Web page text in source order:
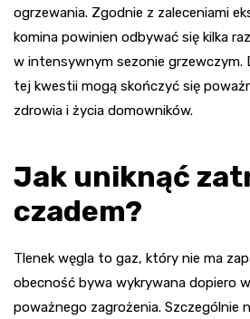
ogrzewania. Zgodnie z zaleceniami
komina powinien odbywać się kilka
w intensywnym sezonie grzewczym.
tej kwestii mogą skończyć się
zdrowia i życia domowników.
Jak uniknąć
czadem?
Tlenek węgla to gaz, który nie ma
obecność bywa wykrywana dopiero
poważnego zagrożenia. Szczególnie